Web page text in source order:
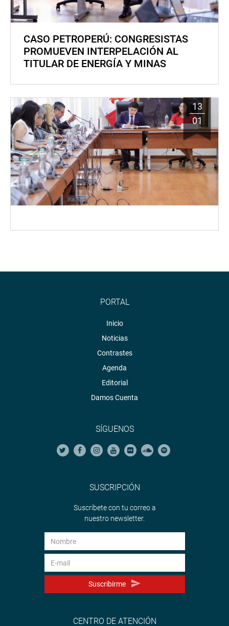
CASO PETROPERÚ: CONGRESISTAS
PROMUEVEN INTERPELACIÓN AL
TITULAR DE ENERGÍA Y MINAS
13
01
PORTAL
Inicio
Noticias
Contrastes
Agenda
Editorial
Damos Cuenta
SÍGUENOS
SUSCRIPCIÓN
Suscríbete con tu correo a
nuestro newsletter.
Suscribirme
CENTRO DE ATENCIÓN